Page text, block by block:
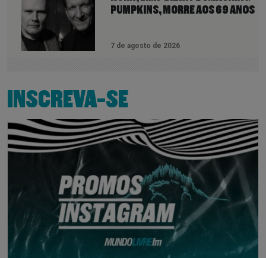
PUMPKINS, MORRE AOS 69 ANOS
7 de agosto de 2026
INSCREVA-SE